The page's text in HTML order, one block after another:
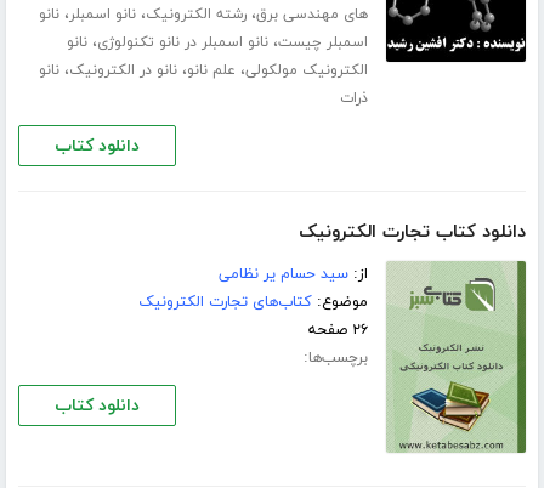
های مهندسی برق،رشته الکترونیک،نانو اسمبلر،نانو
اسمبلر چیست،نانو اسمبلر در نانو تکنولوژی،نانو
الکترونیک مولکولی، علم نانو،نانو در الکترونیک،نانو
ذرات
دانلود کتاب
دانلود کتاب تجارت الکترونیک
از:سید حسام یر نظامی
موضوع:کتاب‌های تجارت الکترونیک
۲۶ صفحه
برچسب‌ها:
دانلود کتاب